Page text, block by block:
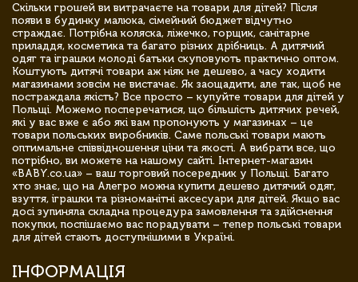
Скільки грошей ви витрачаєте на товари для дітей? Після
появи в будинку малюка, сімейний бюджет відчутно
страждає. Потрібна коляска, ліжечко, горщик, санітарне
приладдя, косметика та багато різних дрібниць. А дитячий
одяг та іграшки молоді батьки скуповують практично оптом.
Коштують дитячі товари аж ніяк не дешево, а часу ходити
магазинами зовсім не вистачає. Як заощадити, але так, щоб не
постраждала якість? Все просто – купуйте товари для дітей у
Польщі. Можемо посперечатися, що більшість дитячих речей,
які у вас вже є або які вам пропонують у магазинах – це
товари польських виробників. Саме польські товари мають
оптимальне співвідношення ціни та якості. А вибрати все, що
потрібно, ви можете на нашому сайті. Інтернет-магазин
«BABY.co.ua» – ваш торговий посередник у Польщі. Багато
хто знає, що на Алегро можна купити дешево дитячий одяг,
взуття, іграшки та різноманітні аксесуари для дітей. Якщо вас
досі зупиняла складна процедура замовлення та здійснення
покупки, поспішаємо вас порадувати – тепер польські товари
для дітей стають доступнішими в Україні.
ІНФОРМАЦІЯ